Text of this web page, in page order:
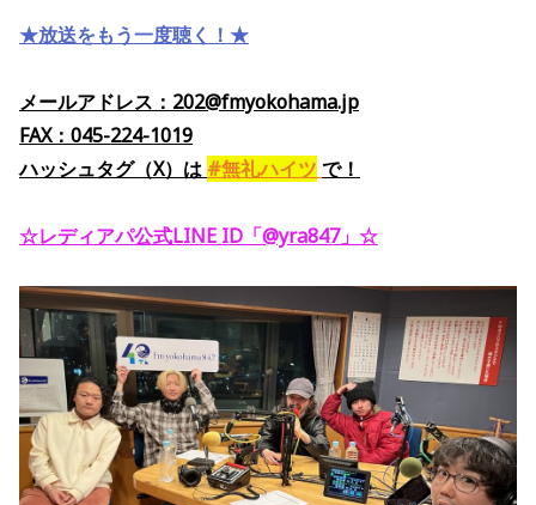
★放送をもう一度聴く！★
メールアドレス：202@fmyokohama.jp
FAX：045-224-1019
ハッシュタグ（X） は #無礼ハイツ で！
☆レディアパ公式LINE ID「@yra847」 ☆